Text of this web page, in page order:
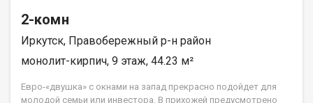
2-комн
Иркутск, Правобережный р-н район
монолит-кирпич, 9 этаж, 44.23 м²
Евро-«двушка» с окнами на запад прекрасно подойдет для
молодой семьи или инвестора. В прихожей предусмотрено